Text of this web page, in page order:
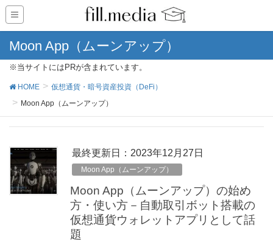
Moon App（ムーンアップ）
※当サイトにはPRが含まれています。
HOME
仮想通貨・暗号資産投資（DeFi）
Moon App（ムーンアップ）
最終更新日：2023年12月27日
Moon App（ムーンアップ）
Moon App（ムーンアップ）の始め
方・使い方－自動取引ボット搭載の
仮想通貨ウォレットアプリとして話
題